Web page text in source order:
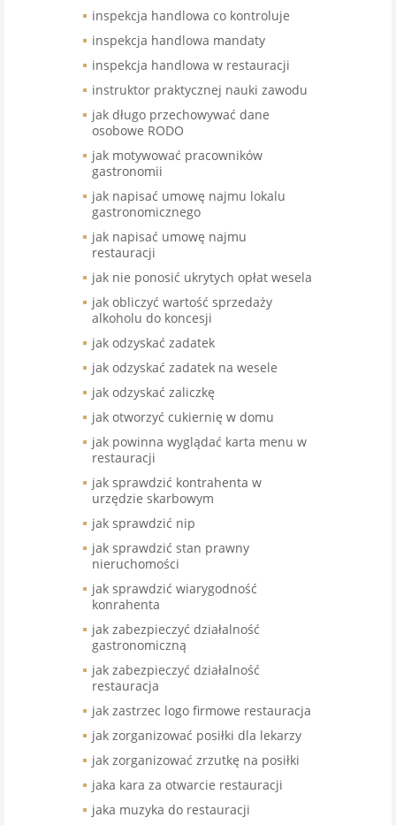
inspekcja handlowa co kontroluje
inspekcja handlowa mandaty
inspekcja handlowa w restauracji
instruktor praktycznej nauki zawodu
jak długo przechowywać dane
osobowe RODO
jak motywować pracowników
gastronomii
jak napisać umowę najmu lokalu
gastronomicznego
jak napisać umowę najmu
restauracji
jak nie ponosić ukrytych opłat wesela
jak obliczyć wartość sprzedaży
alkoholu do koncesji
jak odzyskać zadatek
jak odzyskać zadatek na wesele
jak odzyskać zaliczkę
jak otworzyć cukiernię w domu
jak powinna wyglądać karta menu w
restauracji
jak sprawdzić kontrahenta w
urzędzie skarbowym
jak sprawdzić nip
jak sprawdzić stan prawny
nieruchomości
jak sprawdzić wiarygodność
konrahenta
jak zabezpieczyć działalność
gastronomiczną
jak zabezpieczyć działalność
restauracja
jak zastrzec logo firmowe restauracja
jak zorganizować posiłki dla lekarzy
jak zorganizować zrzutkę na posiłki
jaka kara za otwarcie restauracji
jaka muzyka do restauracji